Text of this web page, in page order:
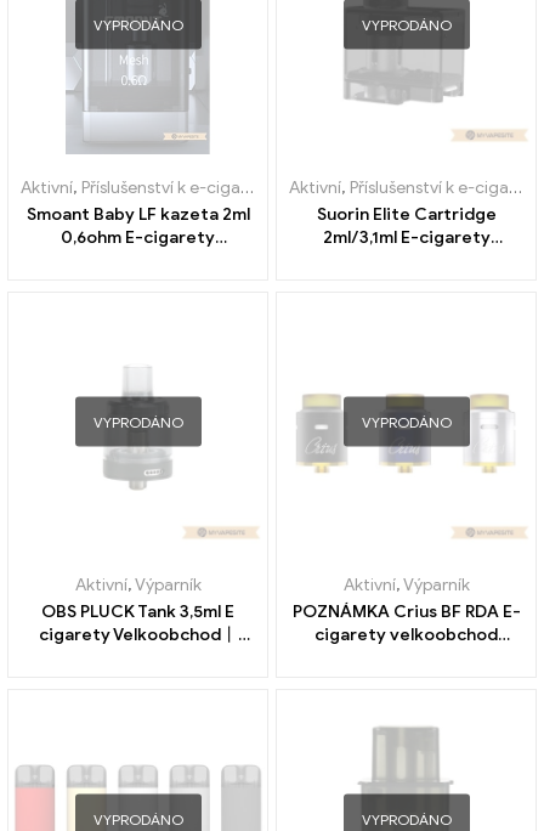
VYPRODÁNO
Aktivní, Příslušenství k e-cigaretám ,Výparník
Smoant Baby LF kazeta 2ml
0,6ohm E-cigarety
VYPRODÁNO
Aktivní, Příslušenství k e-cigaretám
Suorin Elite Cartridge
2ml/3,1ml E-cigarety
VYPRODÁNO
Aktivní,Výparník
OBS PLUCK Tank 3,5ml E
cigarety Velkoobchod丨
VYPRODÁNO
Aktivní,Výparník
POZNÁMKA Crius BF RDA E-
cigarety velkoobchod
VYPRODÁNO VYPRODÁNO